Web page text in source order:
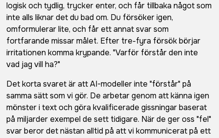
logisk och tydlig, trycker enter, och får tillbaka något som
inte alls liknar det du bad om. Du försöker igen,
omformulerar lite, och får ett annat svar som
fortfarande missar målet. Efter tre-fyra försök börjar
irritationen komma krypande. "Varför förstår den inte
vad jag vill ha?"
Det korta svaret är att AI-modeller inte "förstår" på
samma sätt som vi gör. De arbetar genom att känna igen
mönster i text och göra kvalificerade gissningar baserat
på miljarder exempel de sett tidigare. När de ger oss "fel"
svar beror det nästan alltid på att vi kommunicerat på ett